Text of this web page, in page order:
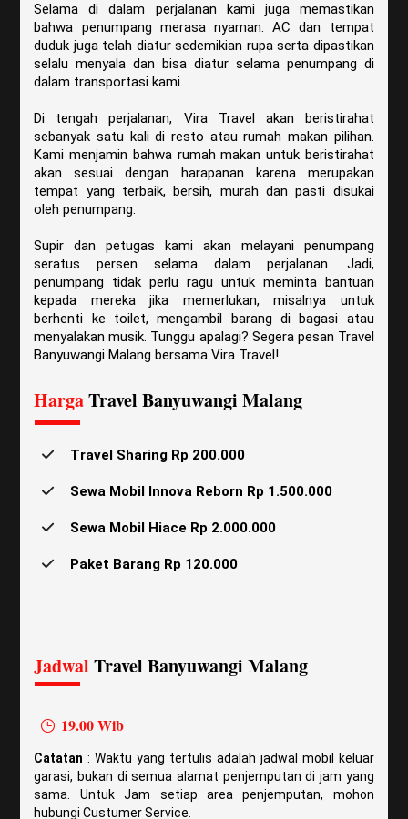
Selama di dalam perjalanan kami juga memastikan
bahwa penumpang merasa nyaman. AC dan tempat
duduk juga telah diatur sedemikian rupa serta dipastikan
selalu menyala dan bisa diatur selama penumpang di
dalam transportasi kami.
Di tengah perjalanan, Vira Travel akan beristirahat
sebanyak satu kali di resto atau rumah makan pilihan.
Kami menjamin bahwa rumah makan untuk beristirahat
akan sesuai dengan harapanan karena merupakan
tempat yang terbaik, bersih, murah dan pasti disukai
oleh penumpang.
Supir dan petugas kami akan melayani penumpang
seratus persen selama dalam perjalanan. Jadi,
penumpang tidak perlu ragu untuk meminta bantuan
kepada mereka jika memerlukan, misalnya untuk
berhenti ke toilet, mengambil barang di bagasi atau
menyalakan musik. Tunggu apalagi? Segera pesan Travel
Banyuwangi Malang bersama Vira Travel!
HargaTravel Banyuwangi Malang
Travel Sharing Rp 200.000
Sewa Mobil Innova Reborn Rp 1.500.000
Sewa Mobil Hiace Rp 2.000.000
Paket Barang Rp 120.000
JadwalTravel Banyuwangi Malang
19.00 Wib
Catatan : Waktu yang tertulis adalah jadwal mobil keluar
garasi, bukan di semua alamat penjemputan di jam yang
sama. Untuk Jam setiap area penjemputan, mohon
hubungi Custumer Service.